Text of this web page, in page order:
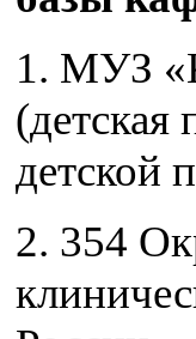
1. МУЗ
детской
2. 354